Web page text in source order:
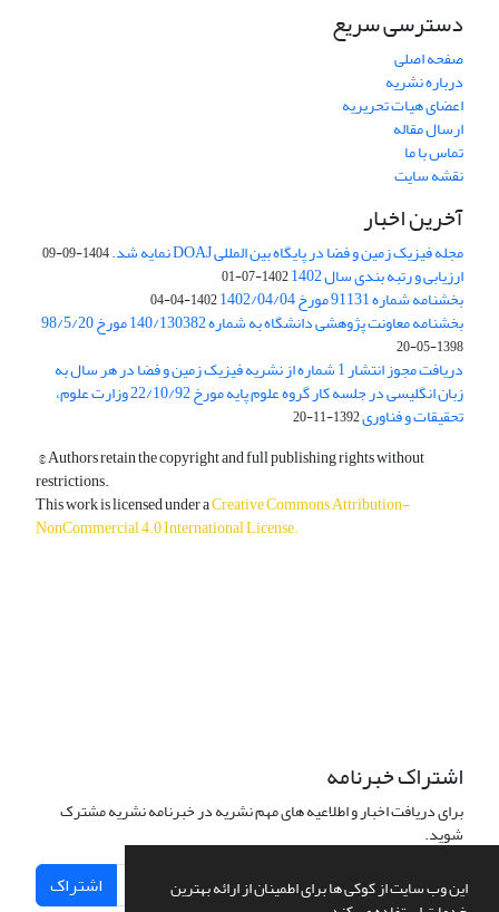
این وب سایت از کوکی ها برای اطمینان از ارائه بهترین
دسترسی سریع
صفحه اصلی
درباره نشریه
اعضای هیات تحریریه
ارسال مقاله
تماس با ما
نقشه سایت
آخرین اخبار
مجله فیزیک زمین و فضا در پایگاه بین المللی DOAJ نمایه شد. 1404-09-09
ارزیابی و رتبه بندی سال 1402 1402-07-01
بخشنامه شماره 91131 مورخ 1402/04/04 1402-04-04
بخشنامه معاونت پژوهشی دانشگاه به شماره 140/130382 مورخ 98/5/20
1398-05-20
دریافت مجوز انتشار 1 شماره از نشریه فیزیک زمین و فضا در هر سال به
زبان انگلیسی در جلسه کار گروه علوم پایه مورخ 22/10/92 وزارت علوم،
تحقیقات و فناوری1392-11-20
© Authors retain the copyright and full publishing rights without
restrictions.
This work is licensed under aCreative Commons Attribution-
NonCommercial 4.0 International License.
اشتراک خبرنامه
برای دریافت اخبار و اطلاعیه های مهم نشریه در خبرنامه نشریه مشترک
شوید.
اشتراک